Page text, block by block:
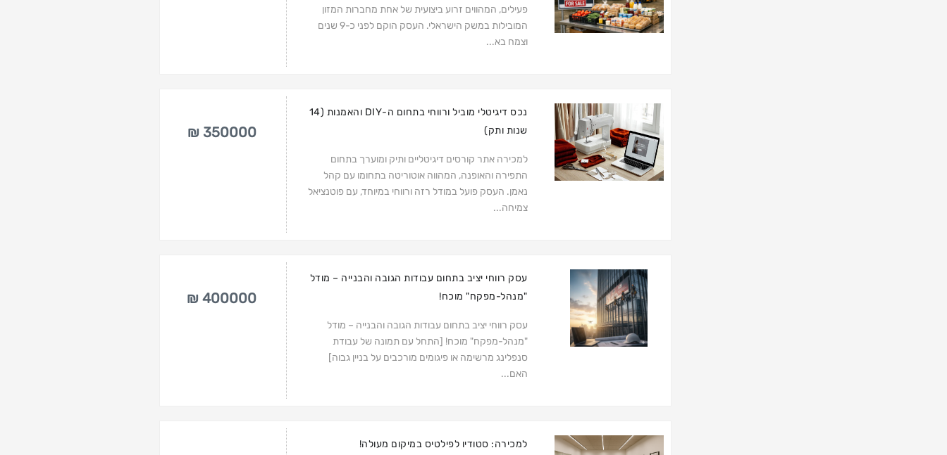
פעילים, המהווים זרוע ביצועית של אחת מחברות המזון
המובילות במשק הישראלי. העסק הוקם לפני כ-9 שנים
וצמח בא...
נכס דיגיטלי מוביל ורווחי בתחום ה-DIY והאמנות (14
שנות ותק)
למכירה אתר קורסים דיגיטליים ותיק ומוערך בתחום
התפירה והאופנה, המהווה אוטוריטה בתחומו עם קהל
נאמן. העסק פועל במודל רזה ורווחי במיוחד, עם פוטנציאל
צמיחה...
350000 ₪
עסק רווחי יציב בתחום עבודות הגובה והבנייה – מודל
"מנהל-מפקח" מוכח!
עסק רווחי יציב בתחום עבודות הגובה והבנייה – מודל
"מנהל-מפקח" מוכח! [התחל עם תמונה של עבודת
סנפלינג מרשימה או פיגומים מורכבים על בניין גבוה]
האם...
400000 ₪
למכירה: סטודיו לפילטיס במיקום מעולה!